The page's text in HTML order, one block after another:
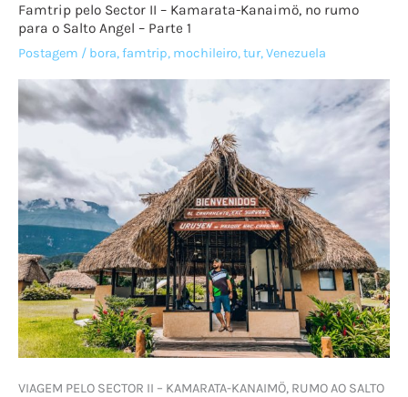
Famtrip pelo Sector II – Kamarata-Kanaimö, no rumo
para o Salto Angel – Parte 1
Postagem / bora,famtrip, mochileiro,tur,Venezuela
VIAGEM PELO SECTOR II – KAMARATA-KANAIMÖ, RUMO AO SALTO